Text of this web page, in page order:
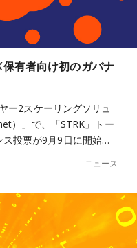
有者向け初のガバナ
ー2スケーリングソリュ
）」で、「STRK」トー
ス投票が9月9日に開始…
ニュース